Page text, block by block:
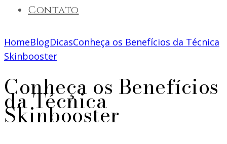
Contato
HomeBlogDicasConheça os Benefícios da Técnica
Skinbooster
Conheça os Benefícios
da Técnica
Skinbooster